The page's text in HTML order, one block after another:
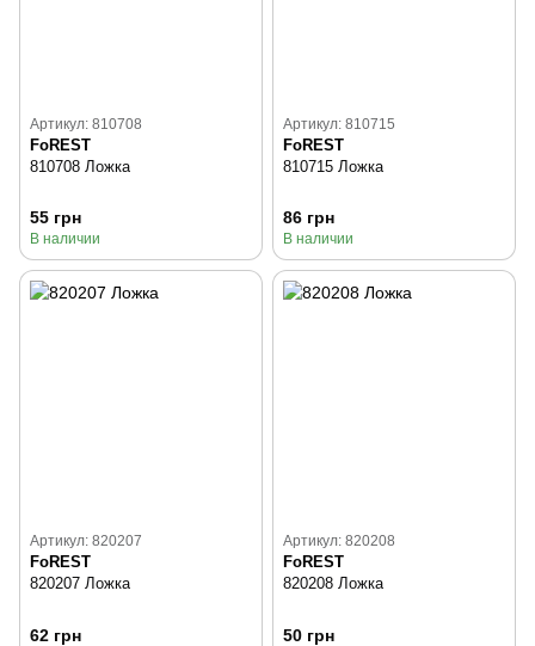
Артикул: 810708
FoREST
810708 Ложка
55 грн
В наличии
Артикул: 810715
FoREST
810715 Ложка
86 грн
В наличии
Артикул: 820207
FoREST
820207 Ложка
62 грн
Артикул: 820208
FoREST
820208 Ложка
50 грн